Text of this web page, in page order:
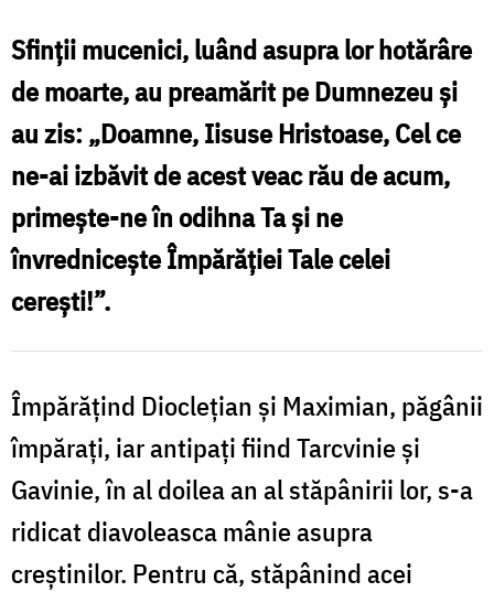
Maxim,
Cvintilian
și
Dadas
din
Ozovia
Sfinții mucenici, luând asupra lor hotărâre
de moarte, au preamărit pe Dumnezeu și
au zis: „Doamne, Iisuse Hristoase, Cel ce
ne-ai izbăvit de acest veac rău de acum,
primește-ne în odihna Ta și ne
învrednicește Împărăției Tale celei
cerești!”.
Împărățind Dioclețian și Maximian, păgânii
împărați, iar antipați fiind Tarcvinie și
Gavinie, în al doilea an al stăpânirii lor, s-a
ridicat diavoleasca mânie asupra
creștinilor. Pentru că, stăpânind acei